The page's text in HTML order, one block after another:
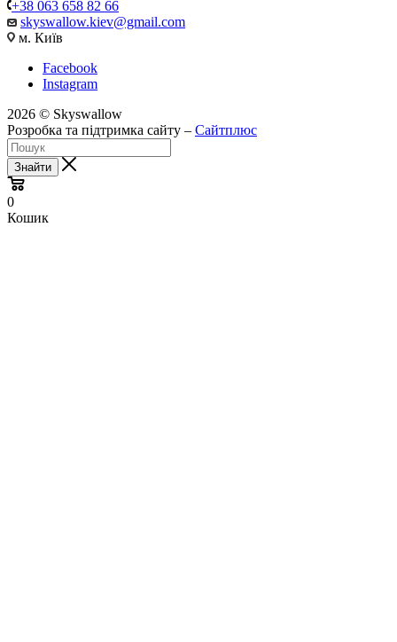
+38 063 658 82 66
skyswallow.kiev@gmail.com
м. Київ
Facebook
Instagram
2026 © Skyswallow
Розробка та підтримка сайту – Сайтплюс
Знайти
0
Кошик